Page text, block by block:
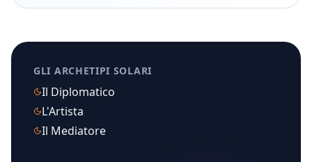
GLI ARCHETIPI SOLARI
Il Diplomatico
L'Artista
Il Mediatore